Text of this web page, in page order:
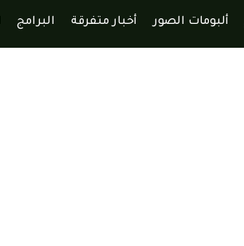
ألبومات الصور أخبار متفرقة البرامج